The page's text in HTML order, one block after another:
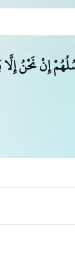
إِنْ نَحْنُ